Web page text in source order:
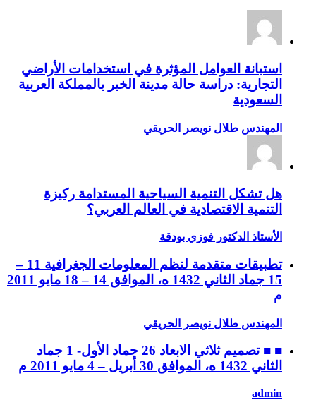
استبانة العوامل المؤثرة في استخدامات الأراضي
التجارية: دراسة حالة مدينة الخبر بالمملكة العربية
السعودية
المهندس طلال نويصر الحريقي
هل تشكل التنمية السياحية المستدامة ركيزة
التنمية الاقتصادية في العالم العربي؟
الأستاذ الدكتور فوزي بودقة
تطبيقات متقدمة لنظم المعلومات الجغرافية 11 –
15 جماد الثاني 1432 ه، الموافق 14 – 18 مايو 2011
م
المهندس طلال نويصر الحريقي
■ ■ تصميم ثلاثي الابعاد 26 جماد الأول- 1 جماد
الثاني 1432 ه، الموافق 30 أبريل – 4 مايو 2011 م
admin